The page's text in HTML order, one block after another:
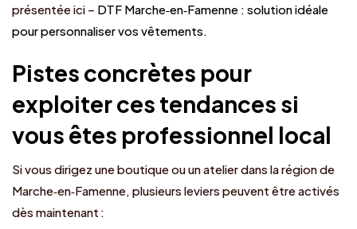
présentée ici – DTF Marche‑en‑Famenne : solution idéale
pour personnaliser vos vêtements.
Pistes concrètes pour
exploiter ces tendances si
vous êtes professionnel local
Si vous dirigez une boutique ou un atelier dans la région de
Marche‑en‑Famenne, plusieurs leviers peuvent être activés
dès maintenant :